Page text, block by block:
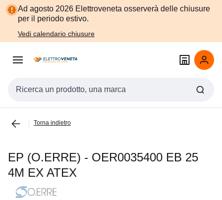
Vai alla
navigazione
Vai
alla
Ad agosto 2026 Elettroveneta osserverà delle chiusure
per il periodo estivo.
Vedi calendario chiusure
Cerca input
Torna indietro
EP (O.ERRE) - OER0035400 EB 25
4M EX ATEX